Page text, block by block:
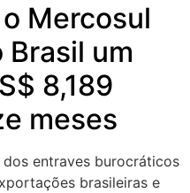
Mercosul
Brasil um
8,189
meses
dos entraves burocráticos
brasileiras e